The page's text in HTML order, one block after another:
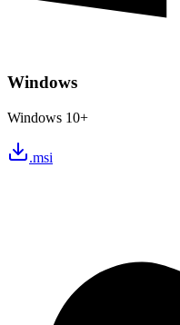
Windows
Windows 10+
.msi